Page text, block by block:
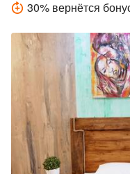
30% вернётся